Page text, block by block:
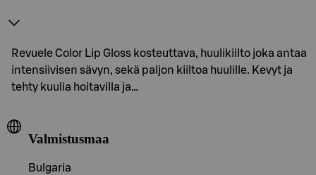
Revuele Color Lip Gloss kosteuttava, huulikiilto joka antaa
intensiivisen sävyn, sekä paljon kiiltoa huulille. Kevyt ja
tehty kuulia hoitavilla ja…
Valmistusmaa
Bulgaria